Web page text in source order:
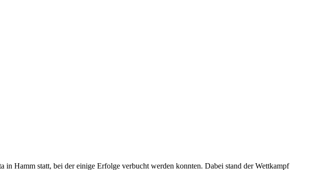
Hamm statt, bei der einige Erfolge verbucht werden konnten. Dabei stand der Wettkampf